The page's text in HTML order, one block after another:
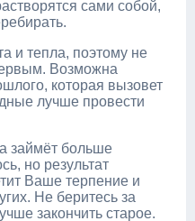
сами собой,
и тепла, поэтому не
Возможна
которая вызовет
лучше провести
займёт больше
но результат
Ваше терпение и
Не беритесь за
закончить старое.